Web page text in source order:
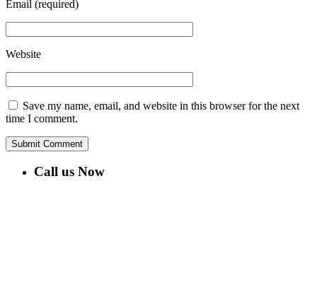
Email (required)
Website
Save my name, email, and website in this browser for the next
time I comment.
Call us Now